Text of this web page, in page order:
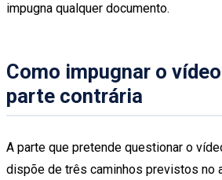
impugna qualquer documento.
Como impugnar o
parte contrária
A parte que pretende questionar o
dispõe de três caminhos previstos no